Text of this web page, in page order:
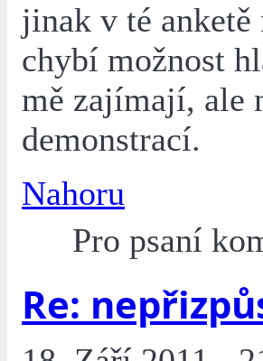
jinak v té
chybí možnost
mě zajímají, ale
demonstrací.
Nahoru
Pro psaní
Re: